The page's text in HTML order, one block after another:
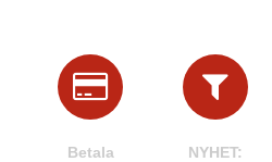
Betala
NYHET: